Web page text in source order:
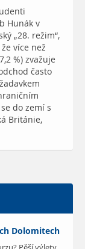
Hunák v
„28. režim“,
více než
%) zvažuje
často
do zemí s
Británie,
Dolomitech